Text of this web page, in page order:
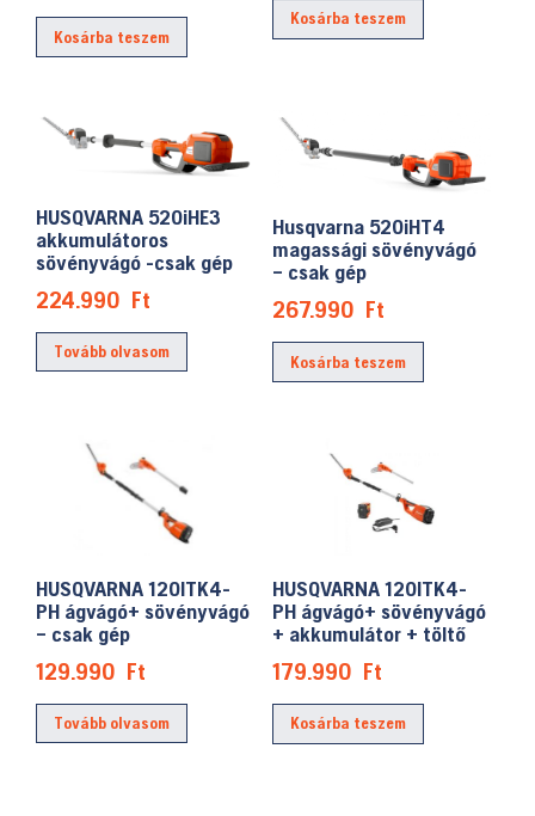
Kosárba teszem
Kosárba teszem
HUSQVARNA 520iHE3
akkumulátoros
sövényvágó -csak gép
224.990 Ft
Tovább olvasom
Husqvarna 520iHT4
magassági sövényvágó
– csak gép
267.990 Ft
Kosárba teszem
HUSQVARNA 120ITK4-
PH ágvágó+ sövényvágó
– csak gép
129.990 Ft
Tovább olvasom
HUSQVARNA 120ITK4-
PH ágvágó+ sövényvágó
+ akkumulátor + töltő
179.990 Ft
Kosárba teszem